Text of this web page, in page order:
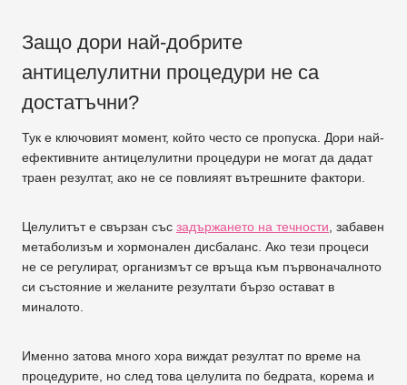
Защо дори най-добрите
антицелулитни процедури не са
достатъчни?
Тук е ключовият момент, който често се пропуска. Дори най-
ефективните антицелулитни процедури не могат да дадат
траен резултат, ако не се повлияят вътрешните фактори.
Целулитът е свързан със задържането на течности , забавен
метаболизъм и хормонален дисбаланс. Ако тези процеси
не се регулират, организмът се връща към първоначалното
си състояние и желаните резултати бързо остават в
миналото.
Именно затова много хора виждат резултат по време на
процедурите, но след това целулита по бедрата, корема и